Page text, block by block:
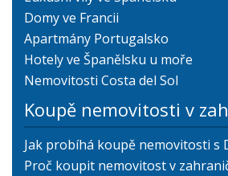
Domy ve Francii
Apartmány Portugalsko
Hotely ve Španělsku u moře
Nemovitosti Costa del Sol
Koupě nemovitosti v
Jak probíhá koupě nemovitosti s
Proč koupit nemovitost v